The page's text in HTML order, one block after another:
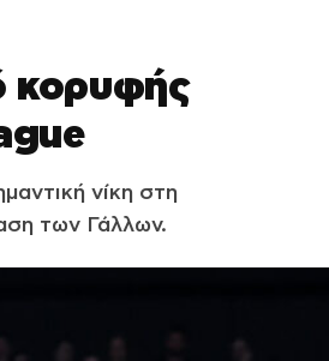
κορυφής
νίκη στη
των Γάλλων.